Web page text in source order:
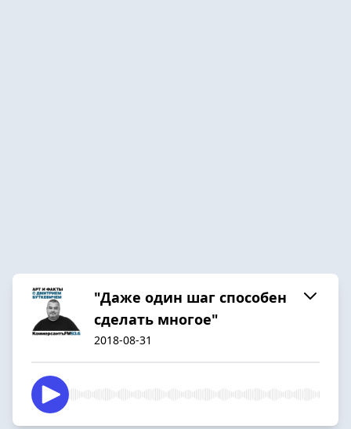
"Даже один шаг способен
сделать многое"
2018-08-31